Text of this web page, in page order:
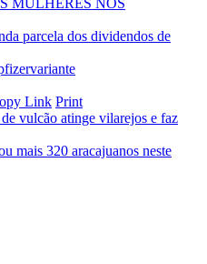
MULHERES NOS
parcela dos dividendos de
variante
Link Print
vulcão atinge vilarejos e faz
mais 320 aracajuanos neste